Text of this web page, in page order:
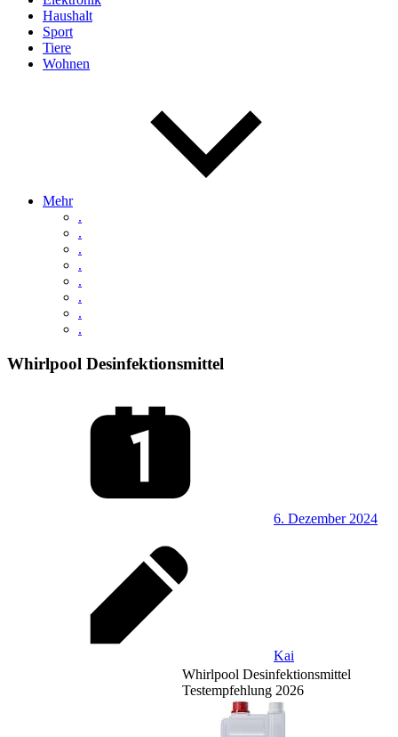
Haushalt
Sport
Tiere
Wohnen
Mehr
.
.
.
.
.
.
.
.
Whirlpool Desinfektionsmittel
6. Dezember 2024
Kai
Whirlpool Desinfektionsmittel
Testempfehlung 2026